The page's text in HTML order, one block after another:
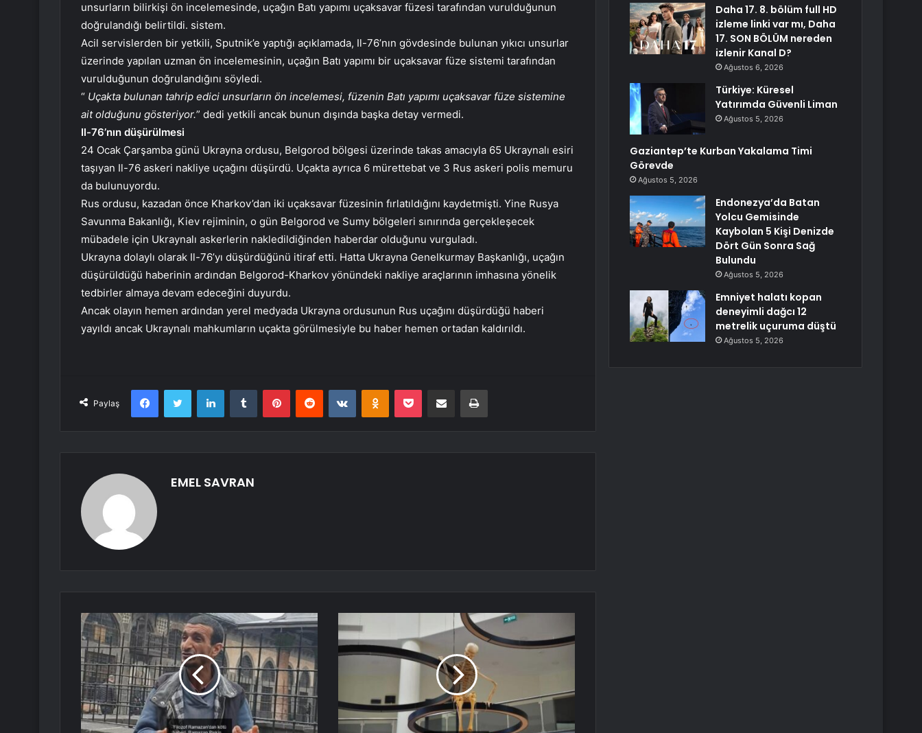
unsurların bilirkişi ön incelemesinde, uçağın Batı yapımı uçaksavar füzesi tarafından vurulduğunun
doğrulandığı belirtildi. sistem.
Acil servislerden bir yetkili, Sputnik’e yaptığı açıklamada, Il-76’nın gövdesinde bulunan yıkıcı unsurlar
üzerinde yapılan uzman ön incelemesinin, uçağın Batı yapımı bir uçaksavar füze sistemi tarafından
vurulduğunun doğrulandığını söyledi.
“ Uçakta bulunan tahrip edici unsurların ön incelemesi, füzenin Batı yapımı uçaksavar füze sistemine
ait olduğunu gösteriyor.” dedi yetkili ancak bunun dışında başka detay vermedi.
Il-76’nın düşürülmesi
24 Ocak Çarşamba günü Ukrayna ordusu, Belgorod bölgesi üzerinde takas amacıyla 65 Ukraynalı esiri
taşıyan Il-76 askeri nakliye uçağını düşürdü. Uçakta ayrıca 6 mürettebat ve 3 Rus askeri polis memuru
da bulunuyordu.
Rus ordusu, kazadan önce Kharkov’dan iki uçaksavar füzesinin fırlatıldığını kaydetmişti. Yine Rusya
Savunma Bakanlığı, Kiev rejiminin, o gün Belgorod ve Sumy bölgeleri sınırında gerçekleşecek
mübadele için Ukraynalı askerlerin nakledildiğinden haberdar olduğunu vurguladı.
Ukrayna dolaylı olarak Il-76’yı düşürdüğünü itiraf etti. Hatta Ukrayna Genelkurmay Başkanlığı, uçağın
düşürüldüğü haberinin ardından Belgorod-Kharkov yönündeki nakliye araçlarının imhasına yönelik
tedbirler almaya devam edeceğini duyurdu.
Ancak olayın hemen ardından yerel medyada Ukrayna ordusunun Rus uçağını düşürdüğü haberi
yayıldı ancak Ukraynalı mahkumların uçakta görülmesiyle bu haber hemen ortadan kaldırıldı.
Paylaş
FacebookTwitter LinkedInTumblr PinterestReddit VKontakteOdnoklassniki
Pocket E-Posta ile paylaş Yazdır
EMEL SAVRAN
Daha 17. 8. bölüm full HD
izleme linki var mı, Daha
17. SON BÖLÜM nereden
izlenir Kanal D?
Ağustos 6, 2026
Türkiye: Küresel
Yatırımda Güvenli Liman
Ağustos 5, 2026
Gaziantep’te Kurban Yakalama Timi
Görevde
Ağustos 5, 2026
Endonezya’da Batan
Yolcu Gemisinde
Kaybolan 5 Kişi Denizde
Dört Gün Sonra Sağ
Bulundu
Ağustos 5, 2026
Emniyet halatı kopan
deneyimli dağcı 12
metrelik uçuruma düştü
Ağustos 5, 2026